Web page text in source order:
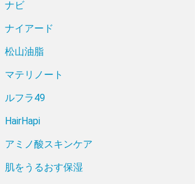
ナビ
ナイアード
松山油脂
マテリノート
ルフラ49
HairHapi
アミノ酸スキンケア
肌をうるおす保湿